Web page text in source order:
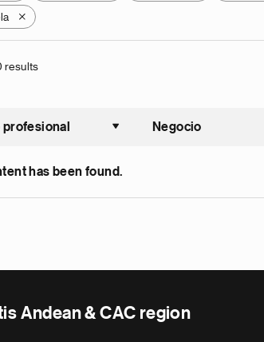
X
results
Ordenar
Negocio
has been found.
Andean & CAC region